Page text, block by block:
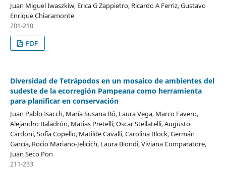
Juan Miguel Iwaszkiw, Erica G Zappietro, Ricardo A Ferriz, Gustavo
Enrique Chiaramonte
201-210
PDF
Diversidad de Tetrápodos en un mosaico de ambientes del
sudeste de la ecorregión Pampeana como herramienta
para planificar en conservación
Juan Pablo Isacch, María Susana Bó, Laura Vega, Marco Favero,
Alejandro Baladrón, Matias Pretelli, Oscar Stellatelli, Augusto
Cardoni, Sofía Copello, Matilde Cavalli, Carolina Block, Germán
García, Rocio Mariano-Jelicich, Laura Biondi, Viviana Comparatore,
Juan Seco Pon
211-233